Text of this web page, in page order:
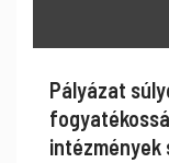
Pályázat